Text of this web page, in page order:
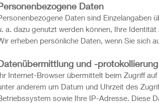
Daten
Daten sind Einzelangaben
a. dazu genutzt werden können, Ihre
erheben persönliche Daten, wenn Sie sich
und -
Internet-Browser übermittelt beim Zugriff
anderem um Datum und Uhrzeit des
sowie Ihre IP-Adresse. Diese